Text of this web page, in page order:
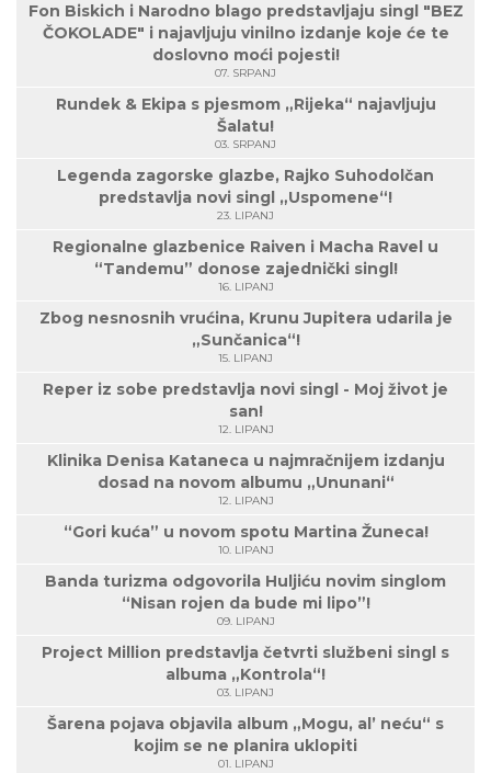
Fon Biskich i Narodno blago predstavljaju singl "BEZ
ČOKOLADE" i najavljuju vinilno izdanje koje će te
doslovno moći pojesti!
07. SRPANJ
Rundek & Ekipa s pjesmom „Rijeka“ najavljuju
Šalatu!
03. SRPANJ
Legenda zagorske glazbe, Rajko Suhodolčan
predstavlja novi singl „Uspomene“!
23. LIPANJ
Regionalne glazbenice Raiven i Macha Ravel u
“Tandemu” donose zajednički singl!
16. LIPANJ
Zbog nesnosnih vrućina, Krunu Jupitera udarila je
„Sunčanica“!
15. LIPANJ
Reper iz sobe predstavlja novi singl - Moj život je
san!
12. LIPANJ
Klinika Denisa Kataneca u najmračnijem izdanju
dosad na novom albumu „Ununani“
12. LIPANJ
“Gori kuća” u novom spotu Martina Žuneca!
10. LIPANJ
Banda turizma odgovorila Huljiću novim singlom
“Nisan rojen da bude mi lipo”!
09. LIPANJ
Project Million predstavlja četvrti službeni singl s
albuma „Kontrola“!
03. LIPANJ
Šarena pojava objavila album „Mogu, al’ neću“ s
kojim se ne planira uklopiti
01. LIPANJ